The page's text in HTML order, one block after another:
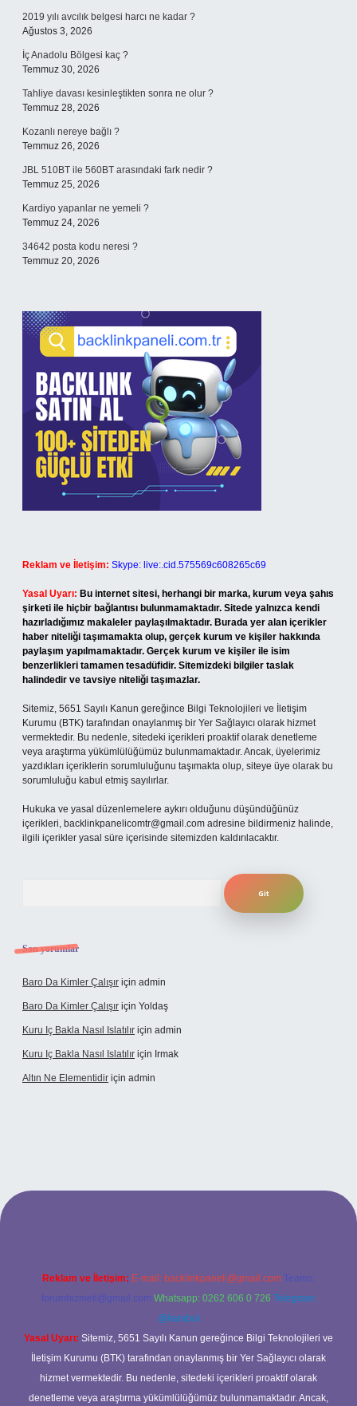
2019 yılı avcılık belgesi harcı ne kadar ?
Ağustos 3, 2026
İç Anadolu Bölgesi kaç ?
Temmuz 30, 2026
Tahliye davası kesinleştikten sonra ne olur ?
Temmuz 28, 2026
Kozanlı nereye bağlı ?
Temmuz 26, 2026
JBL 510BT ile 560BT arasındaki fark nedir ?
Temmuz 25, 2026
Kardiyo yapanlar ne yemeli ?
Temmuz 24, 2026
34642 posta kodu neresi ?
Temmuz 20, 2026
Reklam ve İletişim: Skype: live:.cid.575569c608265c69
Yasal Uyarı: Bu internet sitesi, herhangi bir marka, kurum veya şahıs
şirketi ile hiçbir bağlantısı bulunmamaktadır. Sitede yalnızca kendi
hazırladığımız makaleler paylaşılmaktadır. Burada yer alan içerikler
haber niteliği taşımamakta olup, gerçek kurum ve kişiler hakkında
paylaşım yapılmamaktadır. Gerçek kurum ve kişiler ile isim
benzerlikleri tamamen tesadüfidir. Sitemizdeki bilgiler taslak
halindedir ve tavsiye niteliği taşımazlar.
Sitemiz, 5651 Sayılı Kanun gereğince Bilgi Teknolojileri ve İletişim
Kurumu (BTK) tarafından onaylanmış bir Yer Sağlayıcı olarak hizmet
vermektedir. Bu nedenle, sitedeki içerikleri proaktif olarak denetleme
veya araştırma yükümlülüğümüz bulunmamaktadır. Ancak, üyelerimiz
yazdıkları içeriklerin sorumluluğunu taşımakta olup, siteye üye olarak bu
sorumluluğu kabul etmiş sayılırlar.
Hukuka ve yasal düzenlemelere aykırı olduğunu düşündüğünüz
içerikleri, backlinkpanelicomtr@gmail.com adresine bildirmeniz halinde,
ilgili içerikler yasal süre içerisinde sitemizden kaldırılacaktır.
Son yorumlar
Baro Da Kimler Çalışır için admin
Baro Da Kimler Çalışır için Yoldaş
Kuru Iç Bakla Nasıl Islatılır için admin
Kuru Iç Bakla Nasıl Islatılır için Irmak
Altın Ne Elementidir için admin
güncel giriş
Reklam ve İletişim: E-mail: backlinkpaneli@gmail.com Teams:
forumhizmeti@gmail.com Whatsapp: 0262 606 0 726 Telegram:
@karabul
Yasal Uyarı: Sitemiz, 5651 Sayılı Kanun gereğince Bilgi Teknolojileri ve
İletişim Kurumu (BTK) tarafından onaylanmış bir Yer Sağlayıcı olarak
hizmet vermektedir. Bu nedenle, sitedeki içerikleri proaktif olarak
denetleme veya araştırma yükümlülüğümüz bulunmamaktadır. Ancak,